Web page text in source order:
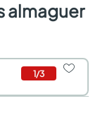
almaguer
1/3